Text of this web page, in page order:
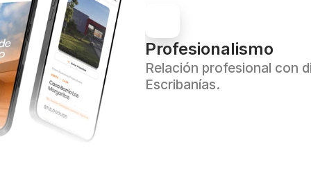
Profesionalismo
Relación profesional con
Escribanías.